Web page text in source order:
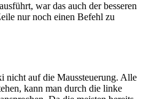
war das auch der besseren
nur noch einen Befehl zu
nicht auf die Maussteuerung. Alle
kann man durch die linke